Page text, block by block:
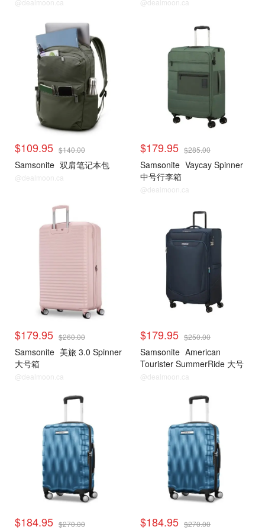
@dealmoon.ca @dealmoon.ca
$109.95 $140.00
Samsonite 双肩笔记本包
@dealmoon.ca
$179.95 $285.00
Samsonite Vaycay Spinner
中号行李箱
@dealmoon.ca
$179.95 $260.00
Samsonite 美旅 3.0 Spinner
大号箱
@dealmoon.ca
$179.95 $250.00
Samsonite American
Tourister SummerRide 大号
行李箱
@dealmoon.ca
$184.95 $270.00 $184.95 $270.00